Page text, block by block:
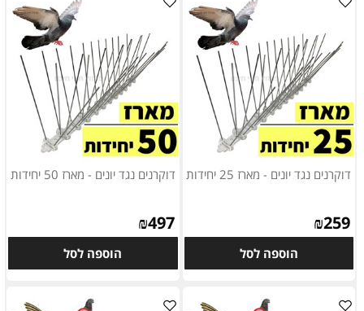
דוקרנים נגד יונים - מארז 25 יחידות
₪259
הוספה לסל
דוקרנים נגד יונים - מארז 50 יחידות
₪497
הוספה לסל